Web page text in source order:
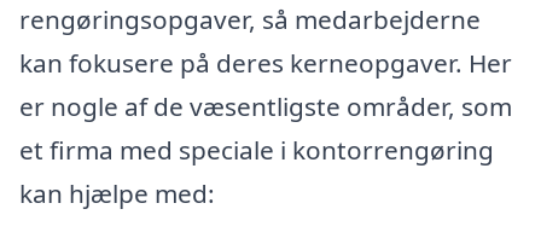
rengøringsopgaver, så medarbejderne
kan fokusere på deres kerneopgaver. Her
er nogle af de væsentligste områder, som
et firma med speciale i kontorrengøring
kan hjælpe med: